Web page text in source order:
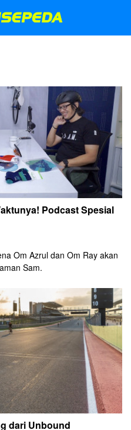
Podcast Spesial
Om Azrul dan Om Ray akan
Sam.
dari Unbound